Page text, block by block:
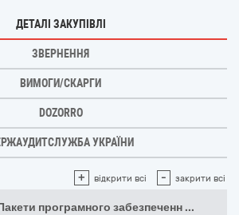
ДЕТАЛІ ЗАКУПІВЛІ
ЗВЕРНЕННЯ
ВИМОГИ/СКАРГИ
DOZORRO
УКРАЇНИ
+ відкрити всі - закрити всі
програмного забезпеченн ...